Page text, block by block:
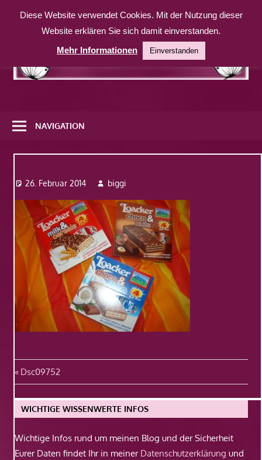
Inhalt
weitere
Website
NAVIGATION
26. Februar 2014 biggi
Beitragsnavigation
Vorheriger
Beitrag:
Dsc09752
WICHTIGE WISSENWERTE INFOS
Wichtige Infos rund um meinen Blog und der Sicherheit
Eurer Daten findet Ihr in meiner Datenschutzerklärung und
Diese Website verwendet Cookies. Mit der Nutzung dieser
Website erklären Sie sich damit einverstanden.
Mehr Informationen
Einverstanden